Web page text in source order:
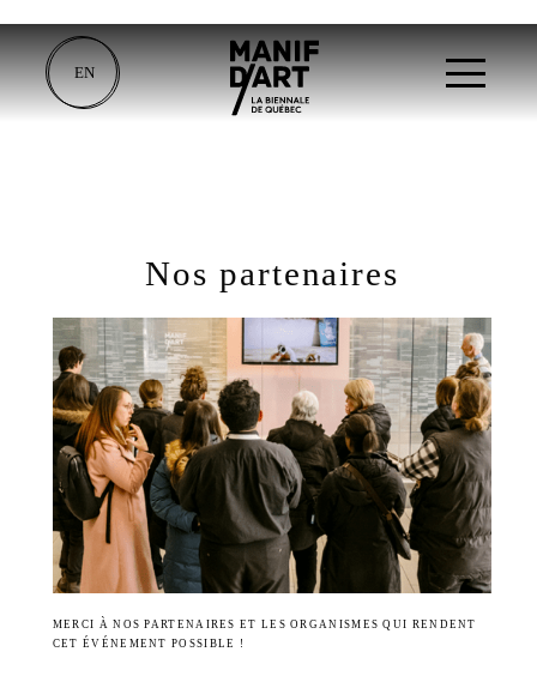
EN
Nos partenaires
MERCI À NOS PARTENAIRES ET LES ORGANISMES QUI RENDENT
CET ÉVÉNEMENT POSSIBLE !